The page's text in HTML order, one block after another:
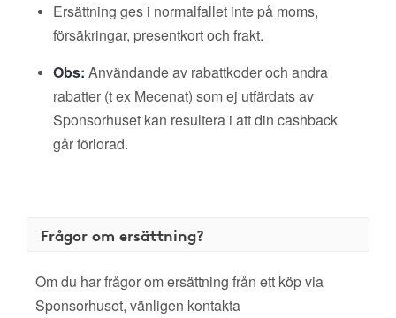
Ersättning ges i normalfallet inte på moms,
försäkringar, presentkort och frakt.
Obs: Användande av rabattkoder och andra
rabatter (t ex Mecenat) som ej utfärdats av
Sponsorhuset kan resultera i att din cashback
går förlorad.
Frågor om ersättning?
Om du har frågor om ersättning från ett köp via
Sponsorhuset, vänligen kontakta